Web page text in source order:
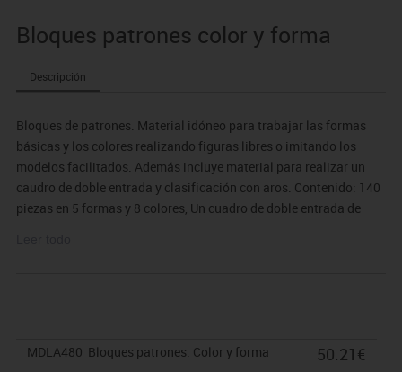
Bloques patrones color y forma
Descripción
Bloques de patrones. Material idóneo para trabajar las formas
básicas y los colores realizando figuras libres o imitando los
modelos facilitados. Además incluye material para realizar un
caudro de doble entrada y clasificación con aros. Contenido: 140
piezas en 5 formas y 8 colores, Un cuadro de doble entrada de
MDLA480 Bloques patrones. Color y forma
50.21€